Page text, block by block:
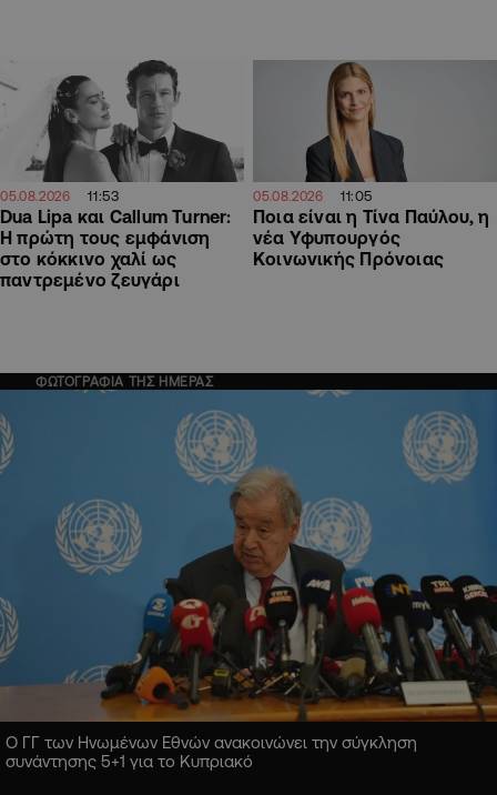
05.08.2026 11:53
Dua Lipa και Callum Turner:
Η πρώτη τους εμφάνιση
στο κόκκινο χαλί ως
παντρεμένο ζευγάρι
05.08.2026 11:05
Ποια είναι η Τίνα Παύλου, η
νέα Υφυπουργός
Κοινωνικής Πρόνοιας
ΦΩΤΟΓΡΑΦΙΑ ΤΗΣ ΗΜΕΡΑΣ
Ο ΓΓ των Ηνωμένων Εθνών ανακοινώνει την σύγκληση
συνάντησης 5+1 για το Κυπριακό